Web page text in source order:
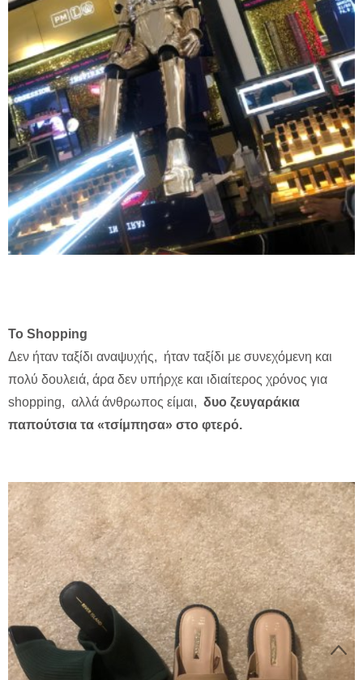
To Shopping
Δεν ήταν ταξίδι αναψυχής, ήταν ταξίδι με συνεχόμενη και
πολύ δουλειά, άρα δεν υπήρχε και ιδιαίτερος χρόνος για
shopping, αλλά άνθρωπος είμαι, δυο ζευγαράκια
παπούτσια τα «τσίμπησα» στο φτερό.